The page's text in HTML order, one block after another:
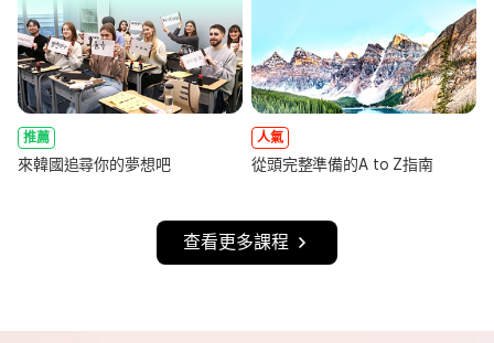
推薦
來韓國追尋你的夢想吧
人氣
從頭完整準備的A to Z指南
查看更多課程